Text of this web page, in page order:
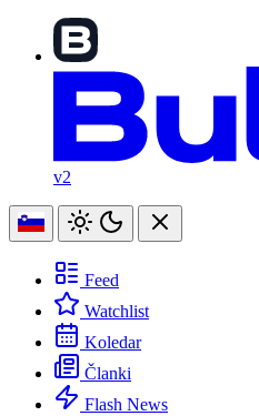
v2
Feed
Watchlist
Koledar
Članki
Flash News